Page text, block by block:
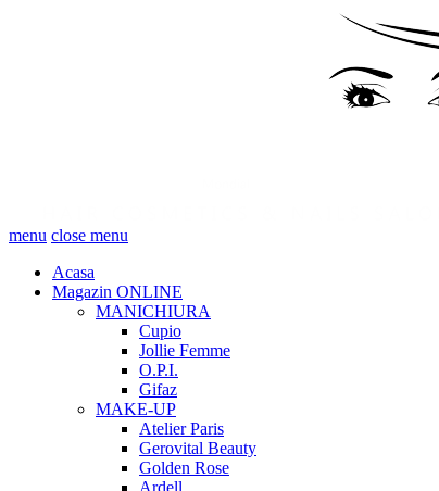
menu close menu
Acasa
Magazin ONLINE
MANICHIURA
Cupio
Jollie Femme
O.P.I.
Gifaz
MAKE-UP
Atelier Paris
Gerovital Beauty
Golden Rose
Ardell